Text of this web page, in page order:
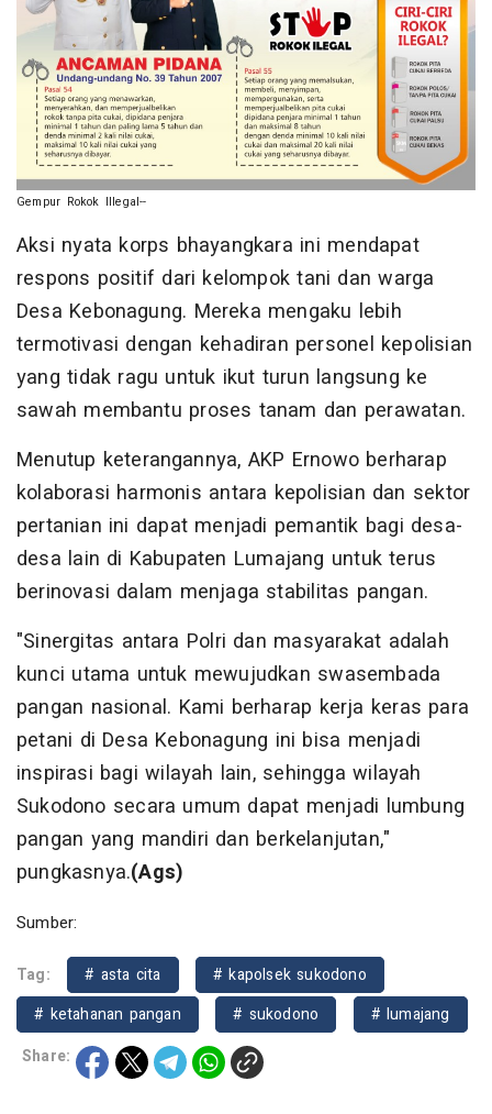
Gempur Rokok Illegal--
Aksi nyata korps bhayangkara ini mendapat
respons positif dari kelompok tani dan warga
Desa Kebonagung. Mereka mengaku lebih
termotivasi dengan kehadiran personel kepolisian
yang tidak ragu untuk ikut turun langsung ke
sawah membantu proses tanam dan perawatan.
Menutup keterangannya, AKP Ernowo berharap
kolaborasi harmonis antara kepolisian dan sektor
pertanian ini dapat menjadi pemantik bagi desa-
desa lain di Kabupaten Lumajang untuk terus
berinovasi dalam menjaga stabilitas pangan.
"Sinergitas antara Polri dan masyarakat adalah
kunci utama untuk mewujudkan swasembada
pangan nasional. Kami berharap kerja keras para
petani di Desa Kebonagung ini bisa menjadi
inspirasi bagi wilayah lain, sehingga wilayah
Sukodono secara umum dapat menjadi lumbung
pangan yang mandiri dan berkelanjutan,"
pungkasnya.(Ags)
Sumber:
Tag: # asta cita
# kapolsek sukodono
# ketahanan pangan
# sukodono
# lumajang
Share: